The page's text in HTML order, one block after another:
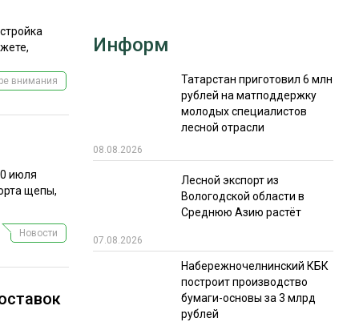
внимания
июля
щепы,
Новости
Информ
Татарстан приготовил 6 млн
рублей на матподдержку
молодых специалистов
лесной отрасли
08.08.2026
Лесной экспорт из
Вологодской области в
Среднюю Азию растёт
07.08.2026
Набережночелнинский КБК
построит производство
бумаги-основы за 3 млрд
рублей